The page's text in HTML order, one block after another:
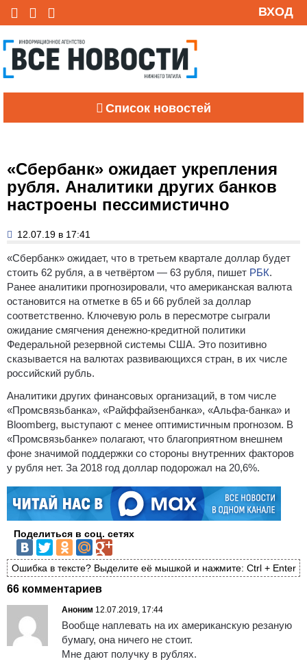
ВХОД
Список новостей
«Сбербанк» ожидает укрепления
рубля. Аналитики других банков
настроены пессимистично
12.07.19 в 17:41
«Сбербанк» ожидает, что в третьем квартале доллар будет
стоить 62 рубля, а в четвёртом — 63 рубля, пишет РБК.
Ранее аналитики прогнозировали, что американская валюта
остановится на отметке в 65 и 66 рублей за доллар
соответственно. Ключевую роль в пересмотре сыграли
ожидание смягчения денежно-кредитной политики
Федеральной резервной системы США. Это позитивно
сказывается на валютах развивающихся стран, в их числе
российский рубль.
Аналитики других финансовых организаций, в том числе
«Промсвязьбанка», «Райффайзенбанка», «Альфа-банка» и
Bloomberg, выступают с менее оптимистичным прогнозом. В
«Промсвязьбанке» полагают, что благоприятном внешнем
фоне значимой поддержки со стороны внутренних факторов
у рубля нет. За 2018 год доллар подорожал на 20,6%.
Поделиться в соц. сетях
Ошибка в тексте? Выделите её мышкой и нажмите: Ctrl + Enter
66 комментариев
Аноним 12.07.2019, 17:44
Вообще наплевать на их американскую резаную
бумагу, она ничего не стоит.
Мне дают получку в рублях.